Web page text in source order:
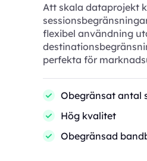
Att skala dataprojekt
flexibel användning
perfekta för
Obegränsat antal
Hög kvalitet
Obegränsad